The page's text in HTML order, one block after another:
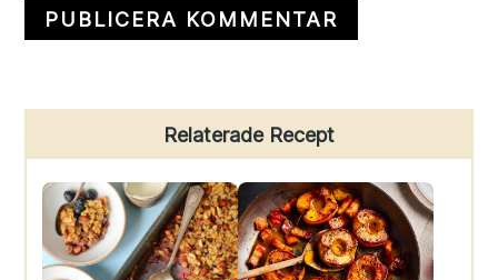
Sidebar
Relaterade Recept